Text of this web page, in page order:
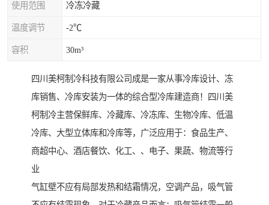
使用范围 冷冻冷藏
温度调节 -2℃
容积 30m³
四川美柯制冷科技有限公司成是一家从事冷库设计、冻
库销售、冷库安装为一体的综合型冷库建造商！四川美
柯制冷主营保鲜库、冷藏库、冷冻库、生物冷库、低温
冷库、大型立体库和冷库等，广泛应用于：食品生产、
商超中心、酒店餐饮、化工、、电子、果蔬、物流等行
业
气缸壁不应有局部发热和结霜情况，空调产品，吸气管